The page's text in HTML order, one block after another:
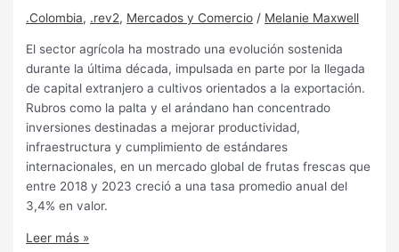
.Colombia, .rev2, Mercados y Comercio / Melanie Maxwell
El sector agrícola ha mostrado una evolución sostenida
durante la última década, impulsada en parte por la llegada
de capital extranjero a cultivos orientados a la exportación.
Rubros como la palta y el arándano han concentrado
inversiones destinadas a mejorar productividad,
infraestructura y cumplimiento de estándares
internacionales, en un mercado global de frutas frescas que
entre 2018 y 2023 creció a una tasa promedio anual del
3,4% en valor.
Leer más »